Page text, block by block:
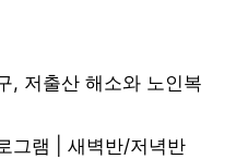
, 저출산 해소와 노인복
그램 | 새벽반/저녁반